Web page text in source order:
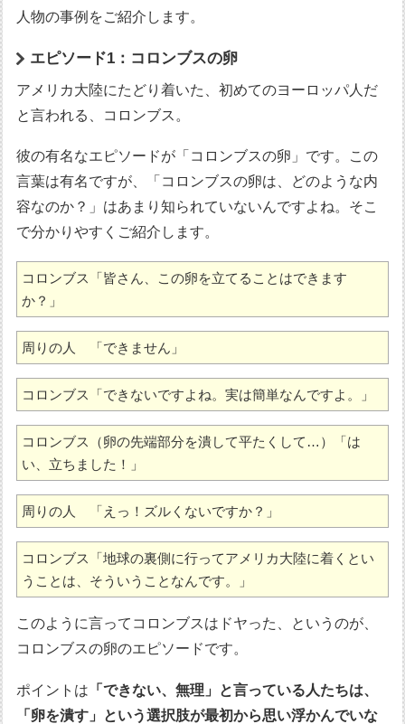
人物の事例をご紹介します。
エピソード1：コロンブスの卵
アメリカ大陸にたどり着いた、初めてのヨーロッパ人だ
と言われる、コロンブス。
彼の有名なエピソードが「コロンブスの卵」です。この
言葉は有名ですが、「コロンブスの卵は、どのような内
容なのか？」はあまり知られていないんですよね。そこ
で分かりやすくご紹介します。
コロンブス「皆さん、この卵を立てることはできます
か？」
周りの人　「できません」
コロンブス「できないですよね。実は簡単なんですよ。」
コロンブス（卵の先端部分を潰して平たくして…）「は
い、立ちました！」
周りの人　「えっ！ズルくないですか？」
コロンブス「地球の裏側に行ってアメリカ大陸に着くとい
うことは、そういうことなんです。」
このように言ってコロンブスはドヤった、というのが、
コロンブスの卵のエピソードです。
ポイントは 「できない、無理」と言っている人たちは、
「卵を潰す」という選択肢が最初から思い浮かんでいな